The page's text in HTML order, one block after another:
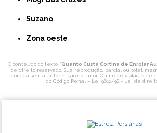
Suzano
Zona oeste
O conteúdo do texto "Quanto Custa Cortina de Enrolar
de direito reservado. Sua reprodução, parcial ou total,
proibida sem a autorização do autor. Crime de violação de
do Código Penal – Lei 9610/98 - Lei de